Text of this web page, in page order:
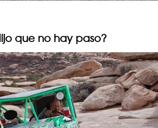
que no hay paso?